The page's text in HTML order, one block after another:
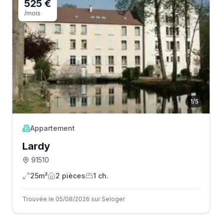
1/5
525 €
/mois
Appartement
Lardy
91510
25m²
2 pièces 1 ch.
Trouvée le 05/08/2026 sur Seloger